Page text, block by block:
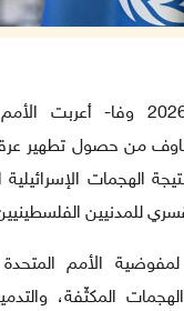
نيويورك 19-2-2026 وفا-
من حصول تطهير
الهجمات
للمدنيين
الأمم
المكثّفة،